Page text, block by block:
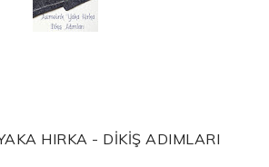
HIRKA - DİKİŞ ADIMLARI